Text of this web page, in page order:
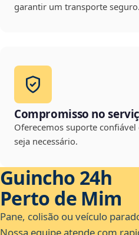
garantir um transporte seguro.
Compromisso no
Oferecemos suporte
seja necessário.
Guincho 24h
Perto de Mim
Pane, colisão ou veículo